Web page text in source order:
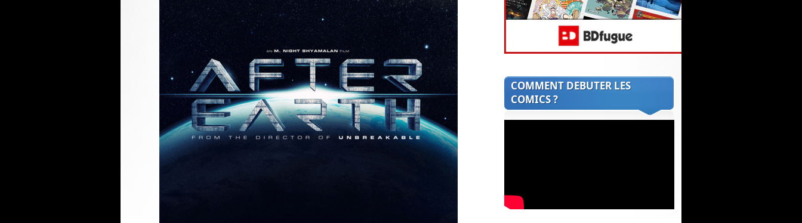
COMMENT DEBUTER LES
COMICS ?